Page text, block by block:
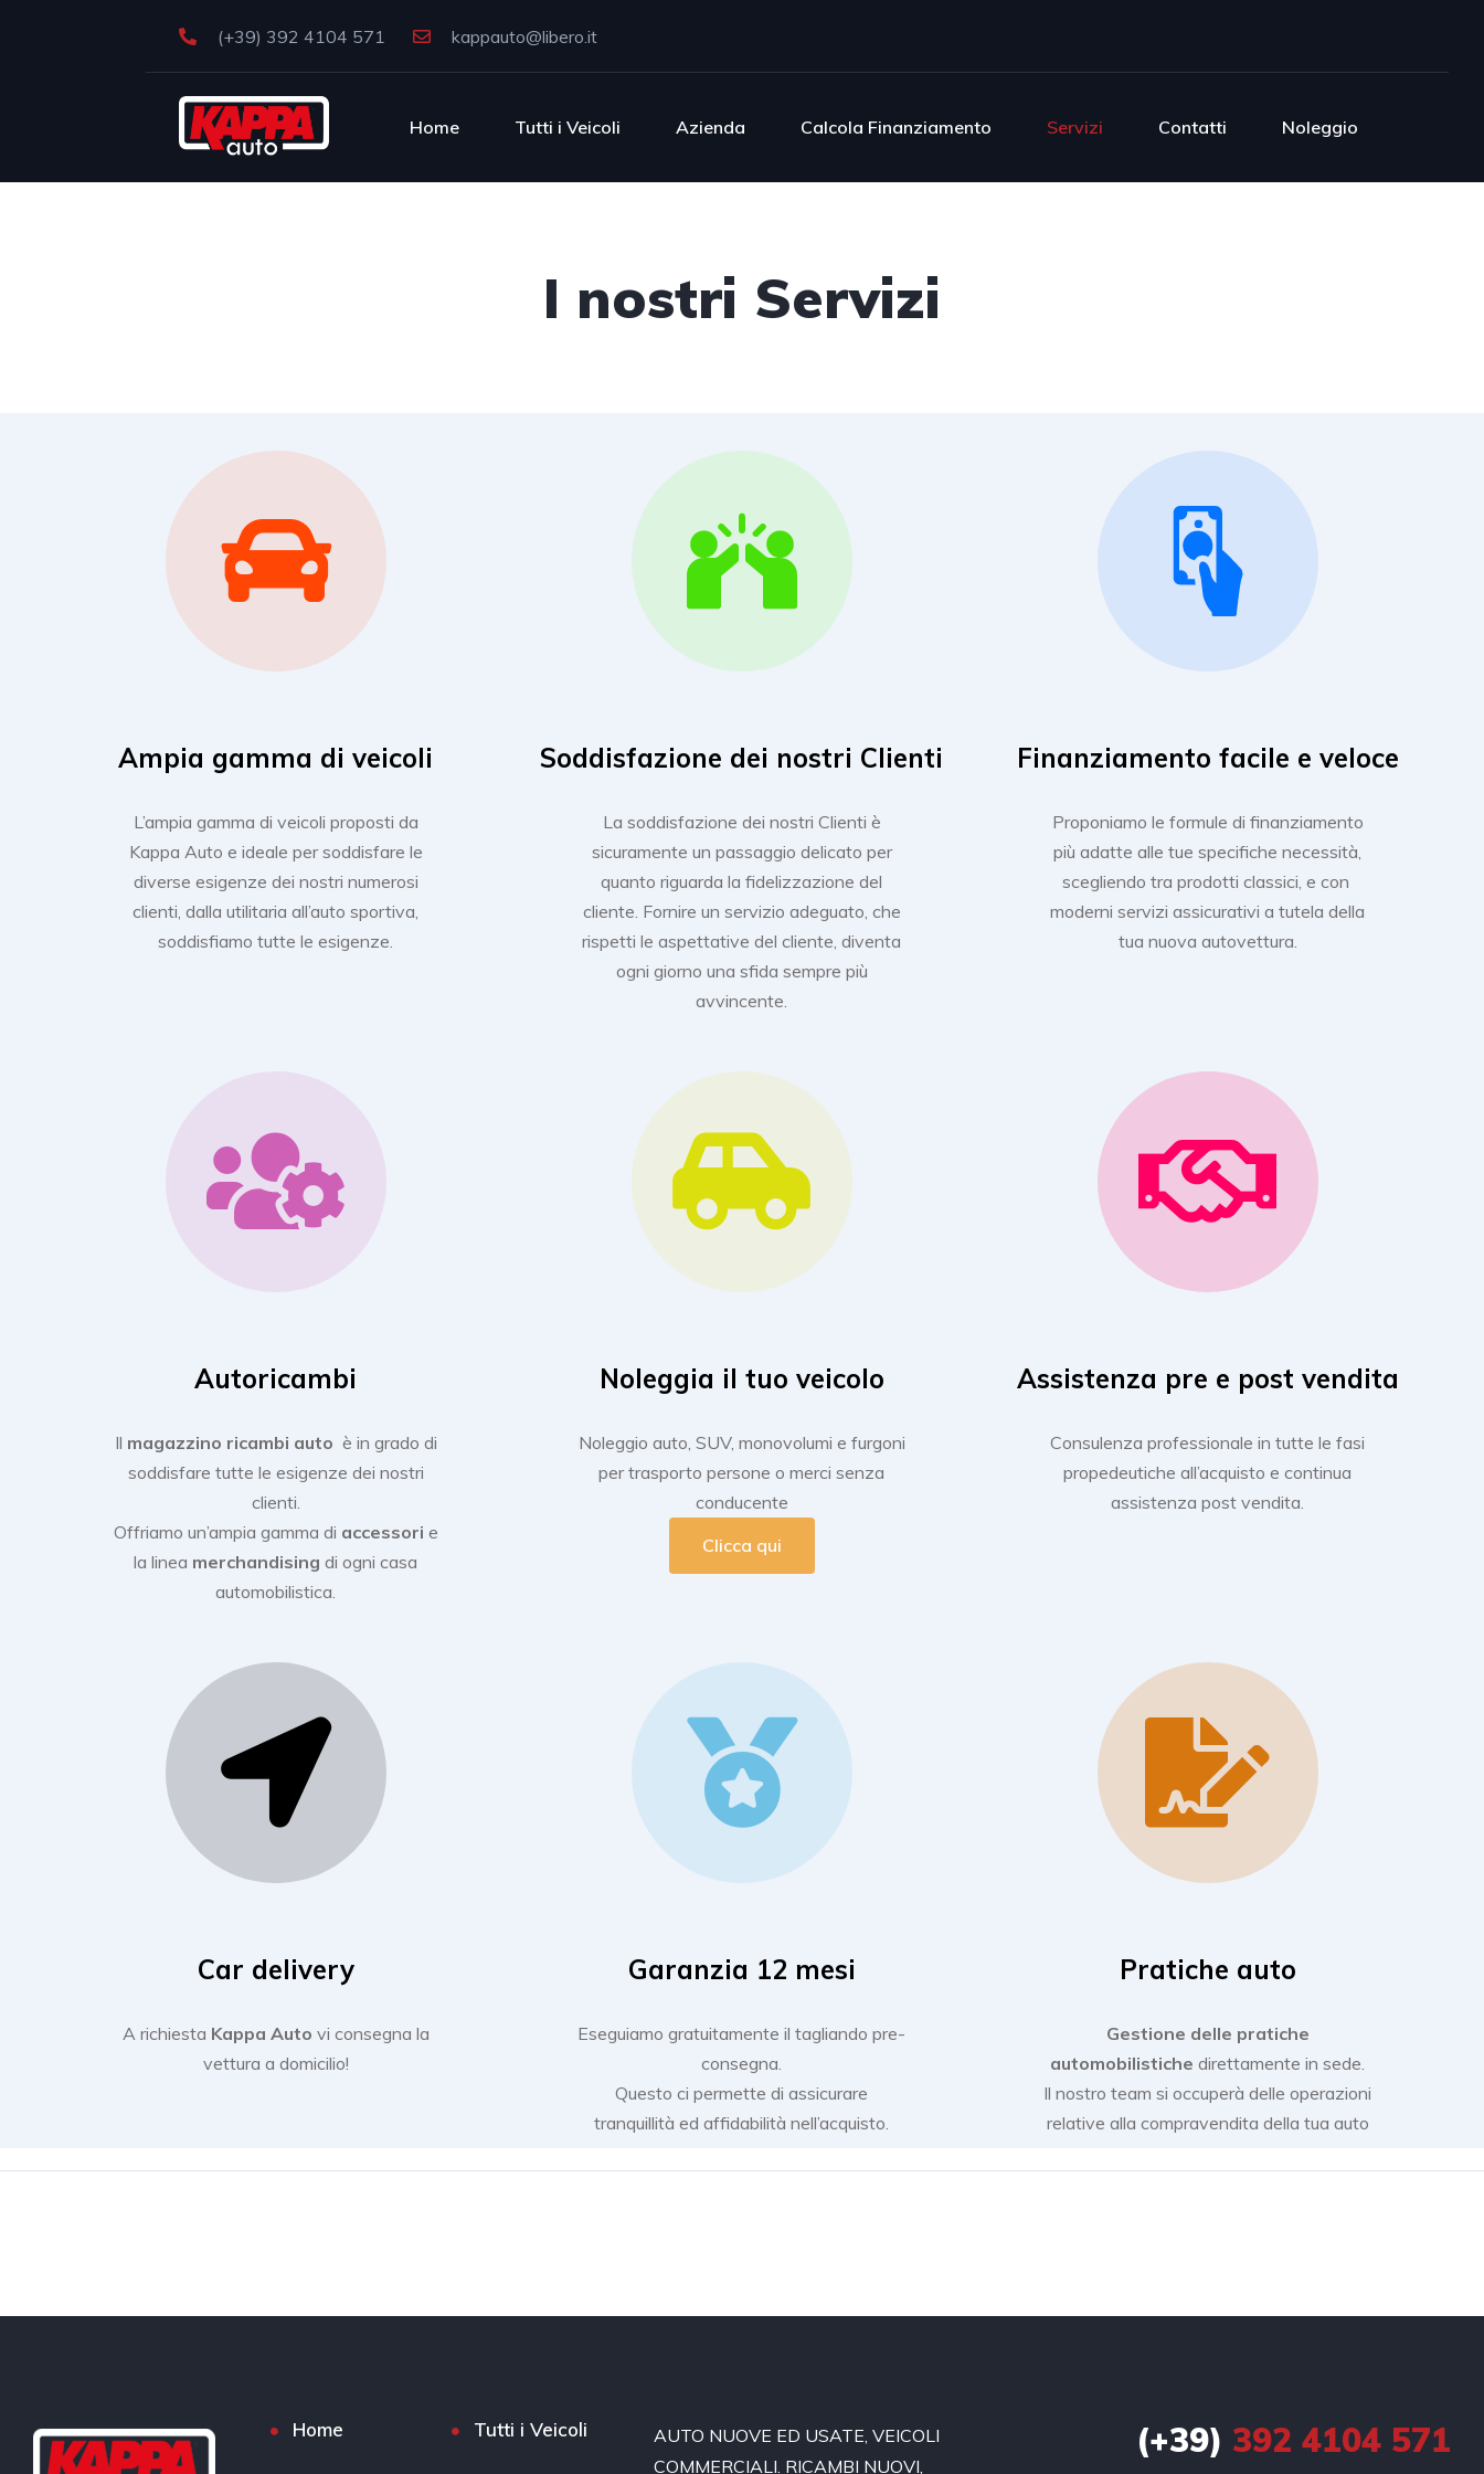
(+39) 392 4104 571 kappauto@libero.it
Home Tutti i Veicoli Azienda Calcola Finanziamento Servizi Contatti Noleggio
I nostri Servizi
Ampia gamma di veicoli
L’ampia gamma di veicoli proposti da
Kappa Auto e ideale per soddisfare le
diverse esigenze dei nostri numerosi
clienti, dalla utilitaria all’auto sportiva,
soddisfiamo tutte le esigenze.
Soddisfazione dei nostri Clienti
La soddisfazione dei nostri Clienti è
sicuramente un passaggio delicato per
quanto riguarda la fidelizzazione del
cliente. Fornire un servizio adeguato, che
rispetti le aspettative del cliente, diventa
ogni giorno una sfida sempre più
avvincente.
Finanziamento facile e veloce
Proponiamo le formule di finanziamento
più adatte alle tue specifiche necessità,
scegliendo tra prodotti classici, e con
moderni servizi assicurativi a tutela della
tua nuova autovettura.
Autoricambi
Il magazzino ricambi auto è in grado di
soddisfare tutte le esigenze dei nostri
clienti.
Offriamo un’ampia gamma di accessori e
la linea merchandising di ogni casa
automobilistica.
Noleggia il tuo veicolo
Noleggio auto, SUV, monovolumi e furgoni
per trasporto persone o merci senza
conducente
Clicca qui
Assistenza pre e post vendita
Consulenza professionale in tutte le fasi
propedeutiche all’acquisto e continua
assistenza post vendita.
Car delivery
A richiesta Kappa Auto vi consegna la
vettura a domicilio!
Garanzia 12 mesi
Eseguiamo gratuitamente il tagliando pre-
consegna.
Questo ci permette di assicurare
tranquillità ed affidabilità nell’acquisto.
Pratiche auto
Gestione delle pratiche
automobilistiche direttamente in sede.
Il nostro team si occuperà delle operazioni
relative alla compravendita della tua auto
Home Tutti i Veicoli
AUTO NUOVE ED USATE, VEICOLI
COMMERCIALI. RICAMBI NUOVI,
(+39) 392 4104 571